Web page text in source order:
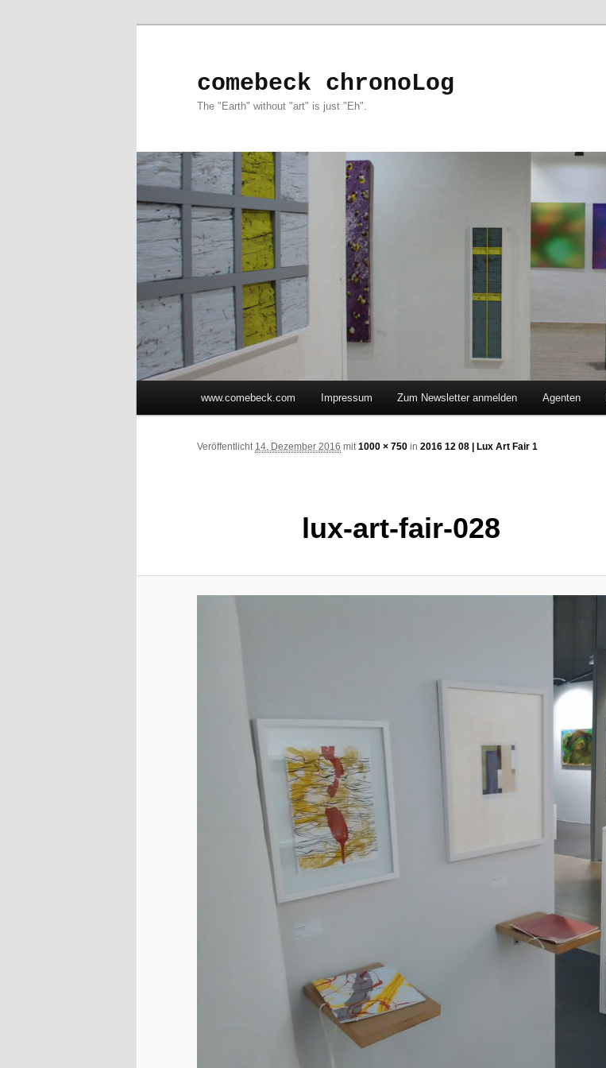
comebeck chronoLog
The "Earth" without "art" is just "Eh".
Zum Inhalt wechseln
Zum sekundären Inhalt wechseln
www.comebeck.com Impressum Zum Newsletter anmelden Agenten
lux-art-fair-028
Veröffentlicht 14. Dezember 2016 mit 1000 × 750 in 2016 12 08 | Lux Art Fair 1